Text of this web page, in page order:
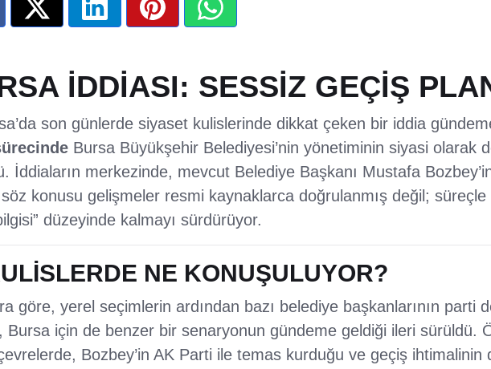
İDDİASI: SESSİZ GEÇİŞ
son günlerde siyaset kulislerinde dikkat çeken bir iddia
Bursa Büyükşehir Belediyesi’nin yönetiminin siyasi olarak
İddiaların merkezinde, mevcut Belediye Başkanı Mustafa
konusu gelişmeler resmi kaynaklarca doğrulanmış değil; süreçle
düzeyinde kalmayı sürdürüyor.
NE KONUŞULUYOR?
göre, yerel seçimlerin ardından bazı belediye başkanlarının parti
Bursa için de benzer bir senaryonun gündeme geldiği ileri sürüldü.
Bozbey’in AK Parti ile temas kurduğu ve geçiş ihtimalinin